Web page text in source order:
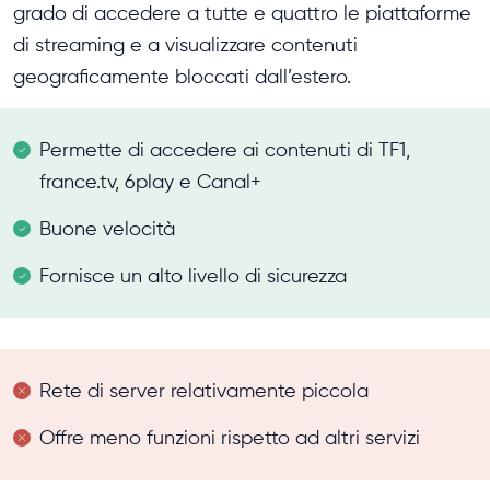
grado di accedere a tutte e quattro le piattaforme
di streaming e a visualizzare contenuti
geograficamente bloccati dall’estero.
Permette di accedere ai contenuti di TF1,
france.tv, 6play e Canal+
Buone velocità
Fornisce un alto livello di sicurezza
Rete di server relativamente piccola
Offre meno funzioni rispetto ad altri servizi